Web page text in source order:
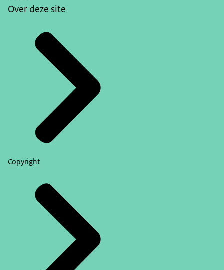
Over deze site
Copyright